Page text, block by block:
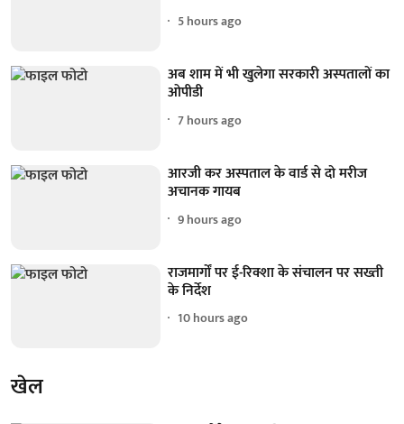
5 hours ago
अब शाम में भी खुलेगा सरकारी अस्पतालों का
ओपीडी
7 hours ago
आरजी कर अस्पताल के वार्ड से दो मरीज
अचानक गायब
9 hours ago
राजमार्गों पर ई-रिक्शा के संचालन पर सख्ती
के निर्देश
10 hours ago
खेल